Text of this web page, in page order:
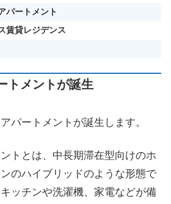
パートメント
賃貸レジデンス
トメントが誕生
パートメントが誕生します。
トとは、中長期滞在型向けのホ
のハイブリッドのような形態で
ッチンや洗濯機、家電などが備